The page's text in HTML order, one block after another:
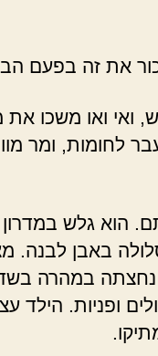
את זה בפעם
ואי ואו משכו את
לחומות, ומר
הוא גלש במדרון
באבן לבנה.
נחצתה במהרה
ופניות. הילד